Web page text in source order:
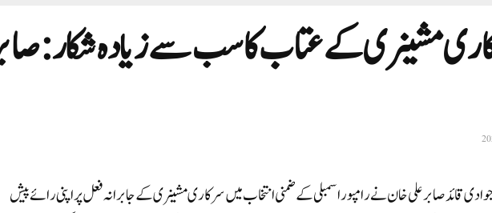
مشینری کے عتاب کا سب سے زیادہ
قائد صابر علی خان نے رامپور اسمبلی کے ضمنی انتخاب میں سرکاری مشینری کے جابرانہ فعل پر اپنی رائے پیش